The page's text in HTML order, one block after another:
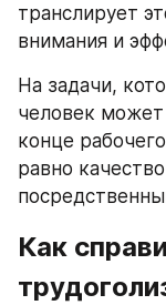
транслирует
внимания и
На задачи,
человек
конце
равно
Как